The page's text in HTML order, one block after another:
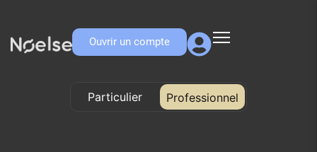
Ouvrir un compte
Particulier Professionnel
Professionnel